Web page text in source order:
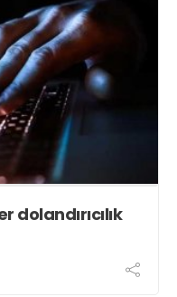
dolandırıcılık